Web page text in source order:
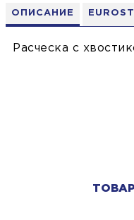
ОПИСАНИЕ
Расческа с